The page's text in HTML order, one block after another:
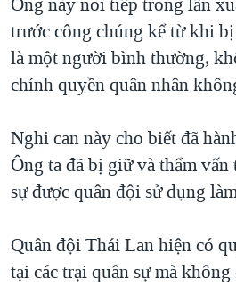
trước công chúng kể từ khi
là một người bình thường,
chính quyền quân nhân
Nghi can này cho biết đã
Ông ta đã bị giữ và thẩm vấn
sự được quân đội sử dụng
Quân đội Thái Lan hiện có
tại các trại quân sự mà